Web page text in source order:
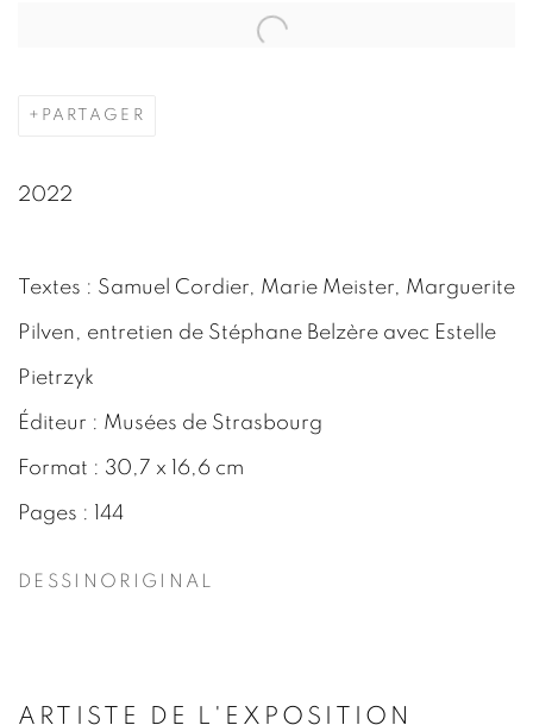
Open a larger version of the following image in a
PARTAGER
2022
Textes : Samuel Cordier, Marie Meister, Marguerite
Pilven, entretien de Stéphane Belzère avec Estelle
Pietrzyk
Éditeur : Musées de Strasbourg
Format : 30,7 x 16,6 cm
Pages : 144
DESSINORIGINAL
ARTISTE DE L'EXPOSITION